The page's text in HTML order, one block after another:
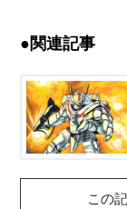
●関連記事
この